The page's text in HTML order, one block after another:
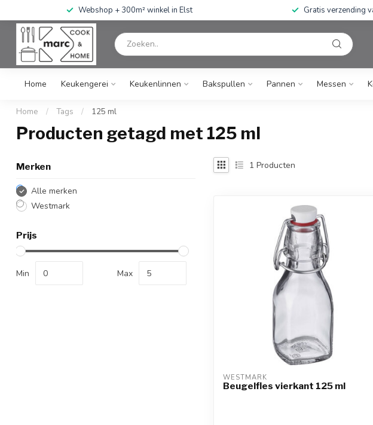
Webshop + 300m² winkel in Elst Gratis verzending
Home Keukengerei Keukenlinnen Bakspullen Pannen Messen
Home / Tags / 125 ml
Producten getagd met 125 ml
Merken
Alle merken
Westmark
Prijs
Min Max
1 Producten
WESTMARK
Beugelfles vierkant 125 ml